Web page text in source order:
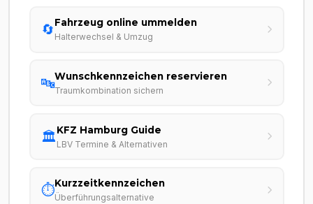
🔄Fahrzeug online ummelden
Halterwechsel & Umzug
🔤Wunschkennzeichen reservieren
Traumkombination sichern
🏛️KFZ Hamburg Guide
LBV Termine & Alternativen
⏱️Kurzzeitkennzeichen
Überführungsalternative